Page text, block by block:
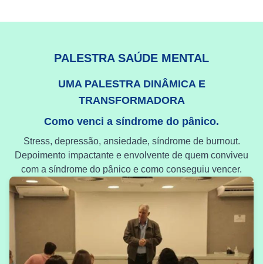
PALESTRA SAÚDE MENTAL
UMA PALESTRA DINÂMICA E
TRANSFORMADORA
Como venci a síndrome do pânico.
Stress, depressão, ansiedade, síndrome de burnout.
Depoimento impactante e envolvente de quem conviveu
com a síndrome do pânico e como conseguiu vencer.